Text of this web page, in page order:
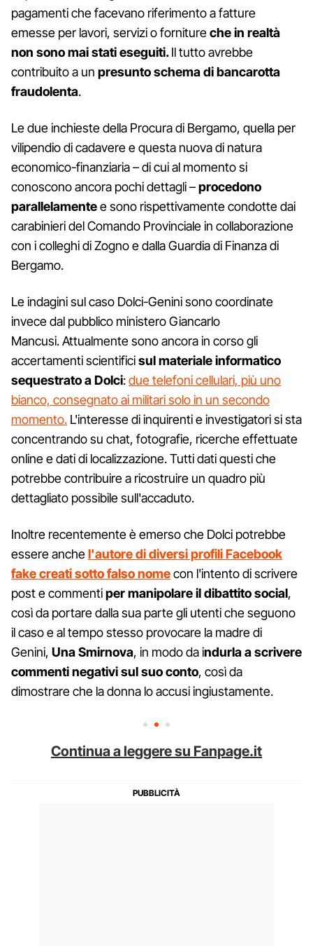
pagamenti che facevano riferimento a fatture
emesse per lavori, servizi o fornitureche in realtà
non sono mai stati eseguiti.Il tutto avrebbe
contribuito a un presunto schema di bancarotta
fraudolenta.
Le due inchieste della Procura di Bergamo, quella per
vilipendio di cadavere e questa nuova di natura
economico-finanziaria – di cui al momento si
conoscono ancora pochi dettagli –procedono
parallelamentee sono rispettivamente condotte dai
carabinieri del Comando Provinciale in collaborazione
con i colleghi di Zogno e dalla Guardia di Finanza di
Bergamo.
Le indagini sul caso Dolci-Genini sono coordinate
invece dal pubblico ministero Giancarlo
Mancusi. Attualmente sono ancora in corso gli
accertamenti scientificisul materiale informatico
sequestrato a Dolci:due telefoni cellulari, più uno
bianco, consegnato ai militari solo in un secondo
momento. L'interesse di inquirenti e investigatori si sta
concentrando su chat, fotografie, ricerche effettuate
online e dati di localizzazione. Tutti dati questi che
potrebbe contribuire a ricostruire un quadro più
dettagliato possibile sull'accaduto.
Inoltre recentemente è emerso che Dolci potrebbe
essere anchel'autore di diversi profili Facebook
fake creati sotto falso nomecon l'intento di scrivere
post e commentiper manipolare il dibattito social,
così da portare dalla sua parte gli utenti che seguono
il caso e al tempo stesso provocare la madre di
Genini, Una Smirnova, in modo da indurla a scrivere
commenti negativi sul suo conto, così da
dimostrare che la donna lo accusi ingiustamente.
Continua a leggere su Fanpage.it